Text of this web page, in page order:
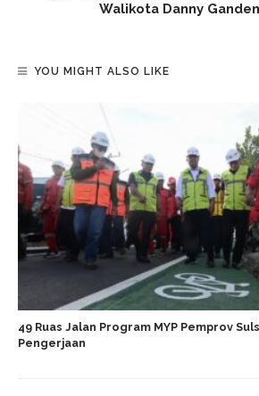
Walikota Danny
YOU MIGHT ALSO LIKE
49 Ruas Jalan Program MYP Pemprov
Pengerjaan